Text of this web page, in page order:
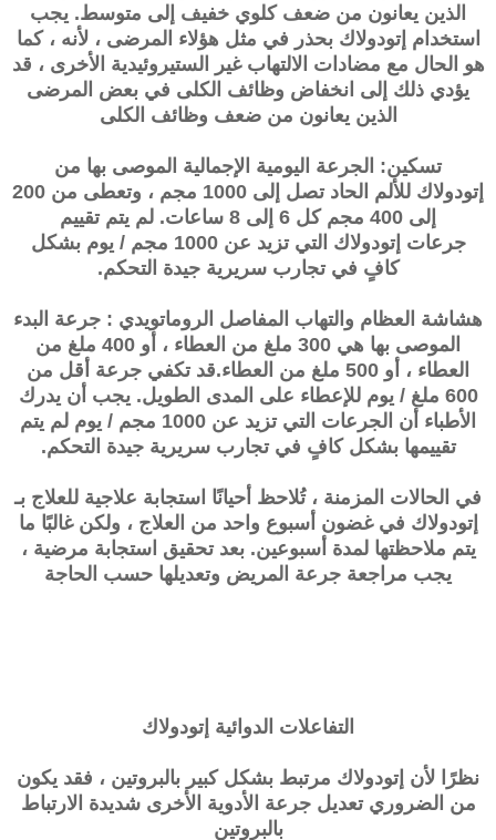
الذين يعانون من ضعف كلوي خفيف إلى متوسط. يجب
استخدام إتودولاك بحذر في مثل هؤلاء المرضى ، لأنه ، كما
هو الحال مع مضادات الالتهاب غير الستيروئيدية الأخرى ، قد
يؤدي ذلك إلى انخفاض وظائف الكلى في بعض المرضى
الذين يعانون من ضعف وظائف الكلى
تسكين: الجرعة اليومية الإجمالية الموصى بها من
إتودولاك للألم الحاد تصل إلى 1000 مجم ، وتعطى من 200
إلى 400 مجم كل 6 إلى 8 ساعات. لم يتم تقييم
جرعات إتودولاك
التي تزيد عن 1000 مجم / يوم بشكل
كافٍ في تجارب سريرية جيدة التحكم.
هشاشة العظام والتهاب المفاصل الروماتويدي : جرعة البدء
الموصى بها هي 300 ملغ من العطاء ، أو 400 ملغ من
العطاء ، أو 500 ملغ من العطاء.قد تكفي جرعة أقل من
600 ملغ / يوم للإعطاء على المدى الطويل. يجب أن يدرك
الأطباء أن الجرعات التي تزيد عن 1000 مجم / يوم لم يتم
تقييمها بشكل كافٍ في تجارب سريرية جيدة التحكم.
في الحالات المزمنة ، تُلاحظ أحيانًا استجابة علاجية للعلاج بـ
إتودولاك في غضون أسبوع واحد من العلاج ، ولكن غالبًا ما
يتم ملاحظتها لمدة أسبوعين. بعد تحقيق استجابة مرضية ،
يجب مراجعة جرعة المريض وتعديلها حسب الحاجة
التفاعلات الدوائية إتودولاك
نظرًا لأن إتودولاك مرتبط بشكل كبير بالبروتين ، فقد يكون
من الضروري تعديل جرعة الأدوية الأخرى شديدة الارتباط
بالبروتين